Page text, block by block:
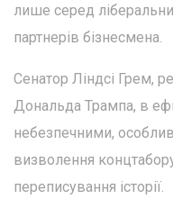
лише серед
партнерів бізнесмена.
Сенатор Ліндсі Грем,
Дональда Трампа, в
небезпечними,
визволення
переписування історії.